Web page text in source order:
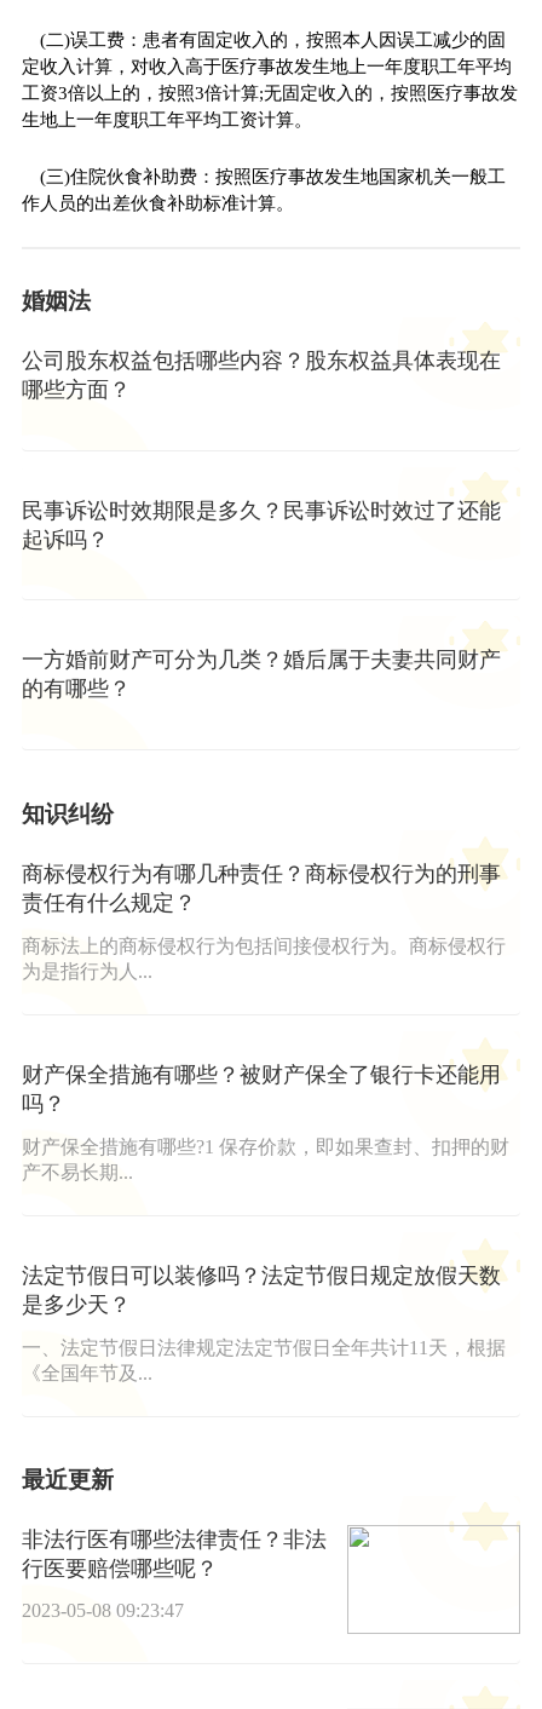
(二)误工费：患者有固定收入的，按照本人因误工减少的固
定收入计算，对收入高于医疗事故发生地上一年度职工年平均
工资3倍以上的，按照3倍计算;无固定收入的，按照医疗事故发
生地上一年度职工年平均工资计算。
(三)住院伙食补助费：按照医疗事故发生地国家机关一般工
作人员的出差伙食补助标准计算。
婚姻法
公司股东权益包括哪些内容？股东权益具体表现在
哪些方面？
民事诉讼时效期限是多久？民事诉讼时效过了还能
起诉吗？
一方婚前财产可分为几类？婚后属于夫妻共同财产
的有哪些？
知识纠纷
商标侵权行为有哪几种责任？商标侵权行为的刑事
责任有什么规定？
商标法上的商标侵权行为包括间接侵权行为。商标侵权行
为是指行为人...
财产保全措施有哪些？被财产保全了银行卡还能用
吗？
财产保全措施有哪些?1 保存价款，即如果查封、扣押的财
产不易长期...
法定节假日可以装修吗？法定节假日规定放假天数
是多少天？
一、法定节假日法律规定法定节假日全年共计11天，根据
《全国年节及...
最近更新
非法行医有哪些法律责任？非法
行医要赔偿哪些呢？
2023-05-08 09:23:47